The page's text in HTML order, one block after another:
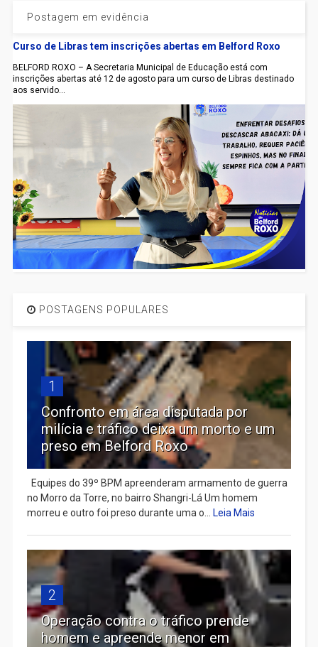
Postagem em evidência
Curso de Libras tem inscrições abertas em Belford Roxo
BELFORD ROXO – A Secretaria Municipal de Educação está com
inscrições abertas até 12 de agosto para um curso de Libras destinado
aos servido...
POSTAGENS POPULARES
1
Confronto em área disputada por
milícia e tráfico deixa um morto e um
preso em Belford Roxo
Equipes do 39º BPM apreenderam armamento de guerra
no Morro da Torre, no bairro Shangri-Lá Um homem
morreu e outro foi preso durante uma o... Leia Mais
2
Operação contra o tráfico prende
homem e apreende menor em